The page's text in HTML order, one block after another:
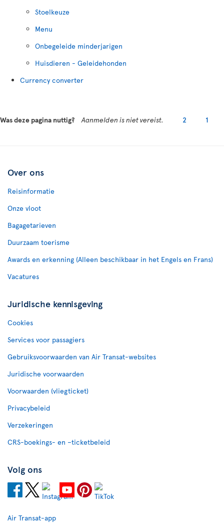
Stoelkeuze
Menu
Onbegeleide minderjarigen
Huisdieren - Geleidehonden
Currency converter
Was deze pagina nuttig? Aanmelden is niet vereist. 2 1
Over ons
Reisinformatie
Onze vloot
Bagagetarieven
Duurzaam toerisme
Awards en erkenning (Alleen beschikbaar in het Engels en Frans)
Vacatures
Juridische kennisgeving
Cookies
Services voor passagiers
Gebruiksvoorwaarden van Air Transat-websites
Juridische voorwaarden
Voorwaarden (vliegticket)
Privacybeleid
Verzekeringen
CRS-boekings- en –ticketbeleid
Volg ons
Air Transat-app